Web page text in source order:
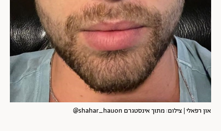
און רפאלי | צילום: מתוך אינסטגרם shahar_hauon@